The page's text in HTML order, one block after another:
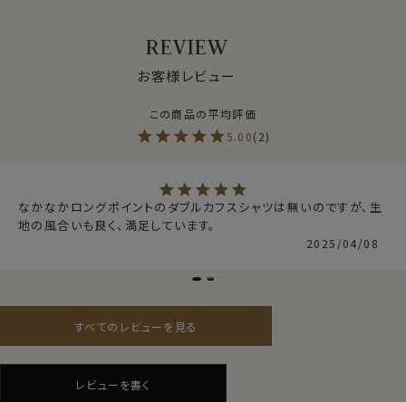
アルビニ社が持つ最新技術とトーマスメイソンが持つ伝
統的な技術やハイクオリティーを融合させた幅広い品揃
えが特徴で、現在においても高品質な生地を作る生地メ
ーカーの地位と支持を得て、世界中の高級シャツメーカ
トーマスメイソンの生産背景を知り、“伝統と革新”をキ
ーマスメイソンの高品質な生地を使用してシャツを生産
したいと思い、今回採用しました。
ピマ綿の120番手双糸を使ってトーマスメイソン社が生
産したワイシャツの定番生地＝ブロード。
ビジネスシーンでは当然のこと、正式なフォーマルシーン
での着用にふさわしいブロード生地をあえてチョイスしま
REVIEW
お客様レビュー
5.00 2
2025/04/08
なかなかロングポイントのダブルカフスシャツは無いのですが、生
地の風合いも良く、満足しています。
すべてのレビューを見る
レビューを書く